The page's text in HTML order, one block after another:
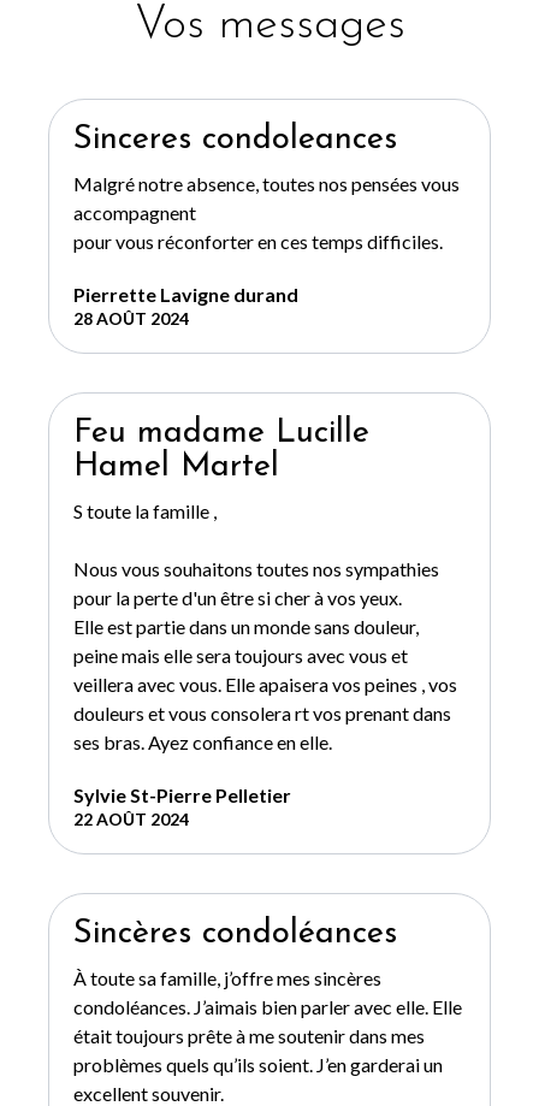
Vos messages
Sinceres condoleances
Malgré notre absence, toutes nos pensées vous
accompagnent
pour vous réconforter en ces temps difficiles.
Pierrette Lavigne durand
28 AOÛT 2024
Feu madame Lucille
Hamel Martel
S toute la famille ,
Nous vous souhaitons toutes nos sympathies
pour la perte d'un être si cher à vos yeux.
Elle est partie dans un monde sans douleur,
peine mais elle sera toujours avec vous et
veillera avec vous. Elle apaisera vos peines , vos
douleurs et vous consolera rt vos prenant dans
ses bras. Ayez confiance en elle.
Sylvie St-Pierre Pelletier
22 AOÛT 2024
Sincères condoléances
À toute sa famille, j’offre mes sincères
condoléances. J’aimais bien parler avec elle. Elle
était toujours prête à me soutenir dans mes
problèmes quels qu’ils soient. J’en garderai un
excellent souvenir.